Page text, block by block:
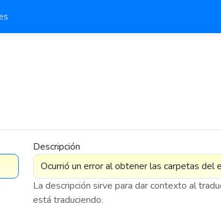
Descripción
La descripción sirve para dar contexto al
está traduciendo.